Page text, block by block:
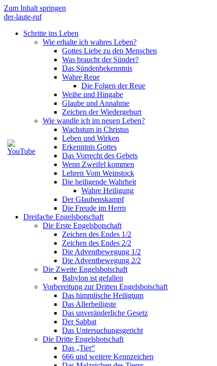
Zum Inhalt springen
der-laute-ruf
Schritte ins Leben
Wie erhalte ich wahres Leben?
Gottes Liebe zu den Menschen
Was braucht der Sünder?
Das Sündenbekenntnis
Wahre Reue
Die Folgen der Reue
Weihe und Hingabe
Glaube und Annahme
Zeichen der Wiedergeburt
Wie wandle ich im neuen Leben?
Wachstum in Christus
Leben und Wirken
Erkenntnis Gottes
Das Vorrecht des Gebets
Wenn Zweifel kommen
Lehren Vom Weinstock
Die heiligende Wahrheit
Wahre Heiligung
Der Glaubenskampf
Die Freude im Herrn
Dreifache Engelsbotschaft
Die Erste Engelsbotschaft
Zeichen des Endes 1/2
Zeichen des Endes 2/2
Die Adventbewegung 1/2
Die Adventbewegung 2/2
Die Zweite Engelsbotschaft
Babylon ist gefallen
Vorbereitung zur Dritten Engelsbotschaft
Das himmlische Heiligtum
Das Allerheiligste
Das unveränderliche Gesetz
Der Sabbat
Das Untersuchungsgericht
Die Dritte Engelsbotschaft
Das „Tier“
666 und weitere Kennzeichen